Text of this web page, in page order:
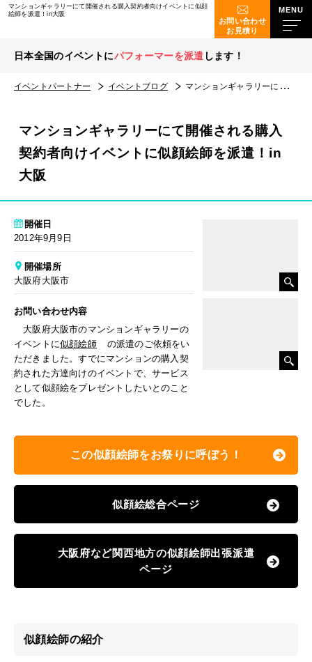
マンションギャラリーにて開催される購入契約者向けイベントに似顔
絵師を派遣！in大阪
お問い合わせ
お見積り
日本全国のイベントにパフォーマーを派遣 します！
イベントパートナー イベントブログ マンションギャラリーにて開催される購入契約者向けイベントに似顔絵師を派遣！in大阪
マンションギャラリーにて開催される購入
契約者向けイベントに似顔絵師を派遣！in
大阪
開催日
2012年9月9日
開催場所
大阪府大阪市
お問い合わせ内容
大阪府大阪市のマンションギャラリーの
イベントに似顔絵師
の派遣のご依頼をい
ただきました。すでにマンションの購入契
約された方達向けのイベントで、サービス
として似顔絵をプレゼントしたいとのこと
でした。
この似顔絵師をお祭りに呼ぼう！
似顔絵総合ページ
大阪府など関西地方の似顔絵師出張派遣
ページ
似顔絵師の紹介